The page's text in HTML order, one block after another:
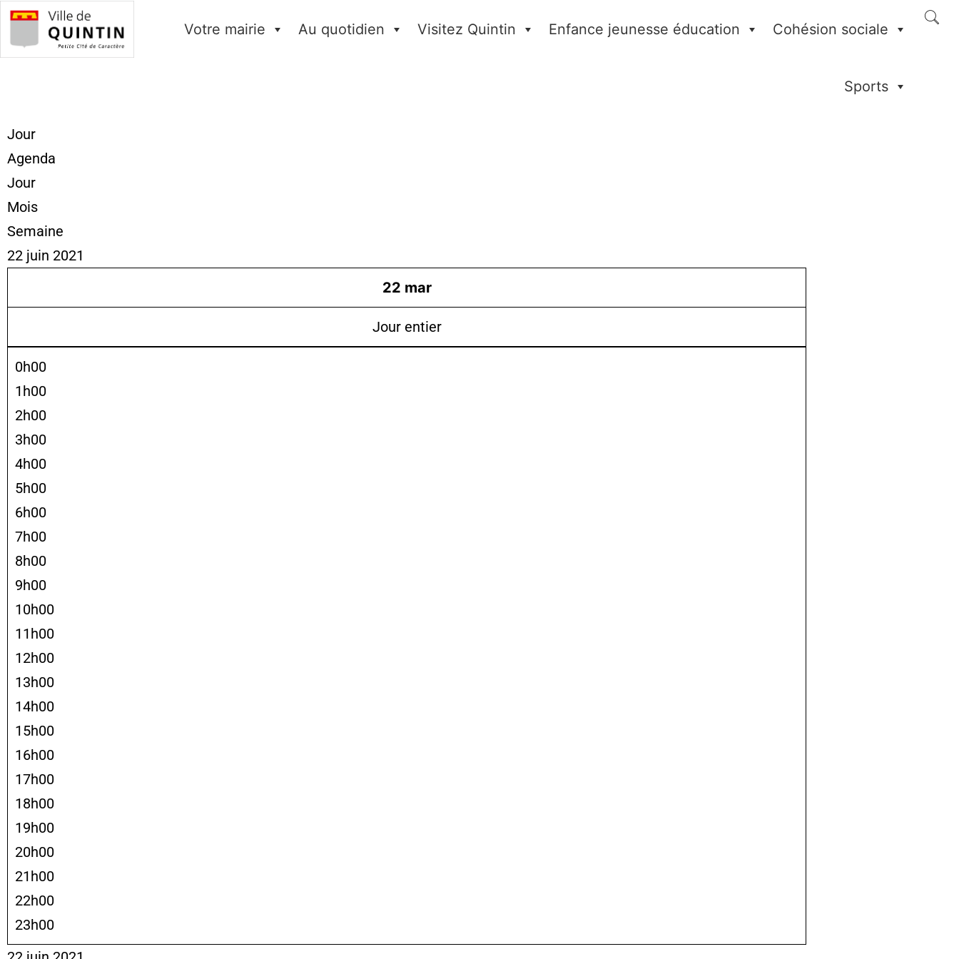
Votre mairie Au quotidien Visitez Quintin Enfance jeunesse éducation Cohésion sociale
Sports
Jour
Agenda
Jour
Mois
Semaine
22 juin 2021
22 mar
Jour entier
0h00
1h00
2h00
3h00
4h00
5h00
6h00
7h00
8h00
9h00
10h00
11h00
12h00
13h00
14h00
15h00
16h00
17h00
18h00
19h00
20h00
21h00
22h00
23h00